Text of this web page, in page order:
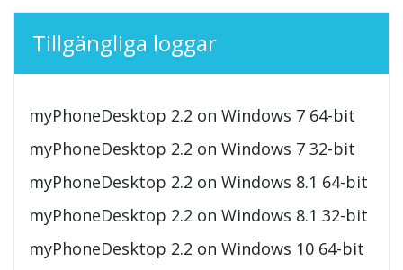
Tillgängliga loggar
myPhoneDesktop 2.2 on Windows 7 64-bit
myPhoneDesktop 2.2 on Windows 7 32-bit
myPhoneDesktop 2.2 on Windows 8.1 64-bit
myPhoneDesktop 2.2 on Windows 8.1 32-bit
myPhoneDesktop 2.2 on Windows 10 64-bit